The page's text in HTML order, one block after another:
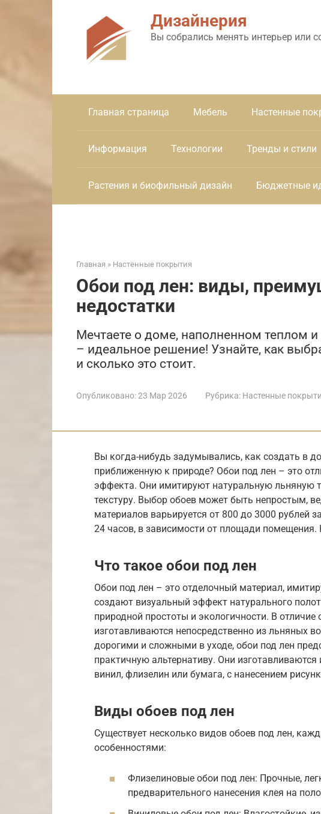
Дизайнерия
Вы собрались менять интерьер или
Главная страница Мебель Настенные
Информация Технологии Тренды и стили
Растения и биофильный дизайн Бюджетные
Главная » Настенные покрытия
Обои под лен: виды,
недостатки
Мечтаете о доме, наполненном теплом
– идеальное решение! Узнайте, как
и сколько это стоит.
Опубликовано:23 Мар 2026 Рубрика: Настенные
Вы когда-нибудь задумывались, как создать в
приближенную к природе? Обои под лен – это
эффекта. Они имитируют натуральную льняную
текстуру. Выбор обоев может быть непростым,
материалов варьируется от 800 до 3000 рублей
24 часов, в зависимости от площади
Что такое обои под лен
Обои под лен – это отделочный материал,
создают визуальный эффект натурального
природной простоты и экологичности. В
изготавливаются непосредственно из льняных
дорогими и сложными в уходе, обои под лен
практичную альтернативу. Они
винил, флизелин или бумага, с нанесением
Виды обоев под лен
Существует несколько видов обоев под лен,
особенностями:
Флизелиновые обои под лен: Прочные,
предварительного нанесения клея на